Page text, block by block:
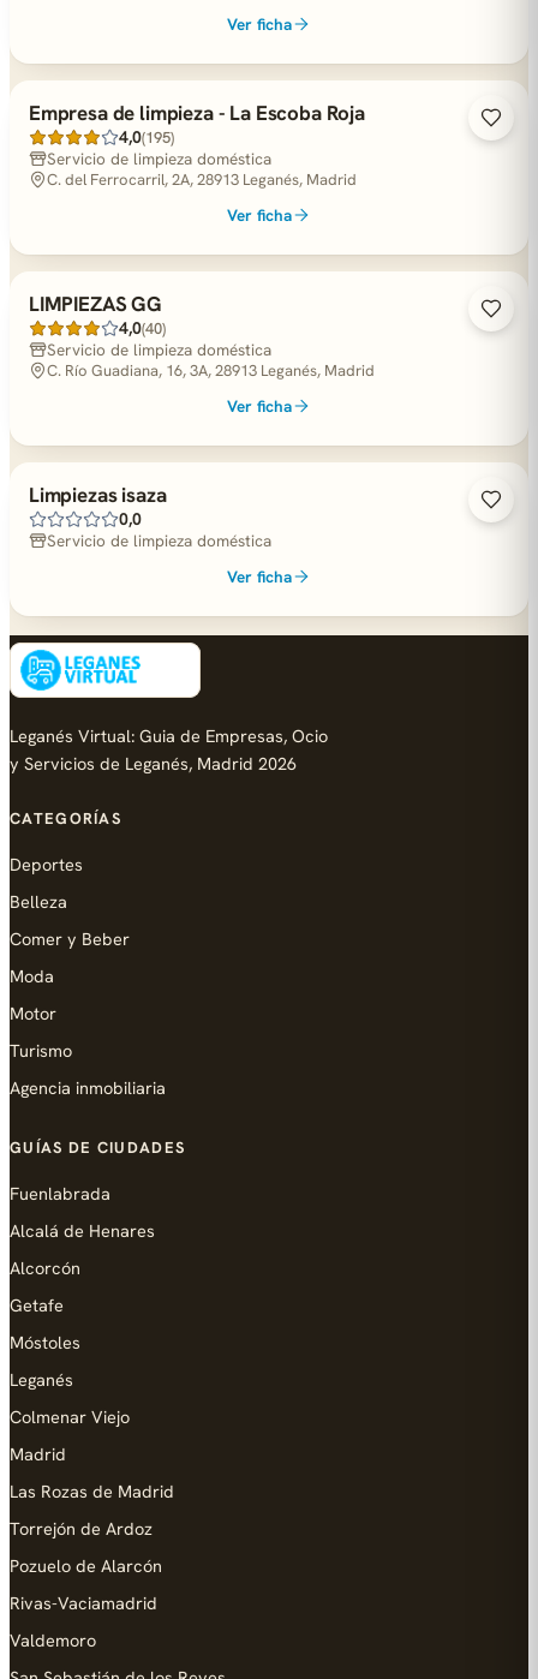
Ver ficha
Empresa de limpieza - La Escoba Roja
4,0(195)
Servicio de limpieza doméstica
C. del Ferrocarril, 2A, 28913 Leganés, Madrid
Ver ficha
LIMPIEZAS GG
4,0(40)
Servicio de limpieza doméstica
C. Río Guadiana, 16, 3A, 28913 Leganés, Madrid
Ver ficha
Limpiezas isaza
0,0
Servicio de limpieza doméstica
Ver ficha
Leganés Virtual: Guia de Empresas, Ocio
y Servicios de Leganés, Madrid 2026
CATEGORÍAS
Deportes
Belleza
Comer y Beber
Moda
Motor
Turismo
Agencia inmobiliaria
GUÍAS DE CIUDADES
Fuenlabrada
Alcalá de Henares
Alcorcón
Getafe
Móstoles
Leganés
Colmenar Viejo
Madrid
Las Rozas de Madrid
Torrejón de Ardoz
Pozuelo de Alarcón
Rivas-Vaciamadrid
Valdemoro